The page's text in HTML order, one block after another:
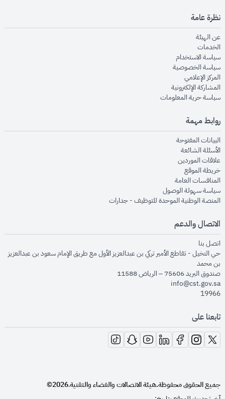
نظرة عامة
عن الهيئةopens in new window
الخدماتopens in new window
سياسة الاستخدام
سياسة الخصوصيةopens in new window
المركز الإعلاميopens in new window
المشاركة الإلكترونيةopens in new window
سياسة حرية المعلوماتopens in new window
روابط مهمة
البيانات المفتوحةopens in new window
الأسئلة الشائعةopens in new window
علاقات الموردينopens in new window
خريطة الموقعopens in new window
المنافسات العامةopens in new window
سياسة سهولة الوصولopens in new window
المنصة الوطنية الموحدة للتوظيف - جداراتopens in new window
الاتصال والدعم
اتصل بنا
حي النخيل - تقاطع الأمير تركي بن عبدالعزيز الأول مع طريق الإمام سعود بن عبدالعزيز
بن محمد
صندوق البريد 75606 – الرياض 11588
info@cst.gov.sa
19966
تابعنا على
opens in new window
opens in new window
opens in new window
opens in new window
opens in new window
opens in new window
opens in new window
جميع الحقوق محفوظة.هيئة الاتصالات والفضاء والتقنية.
2026©